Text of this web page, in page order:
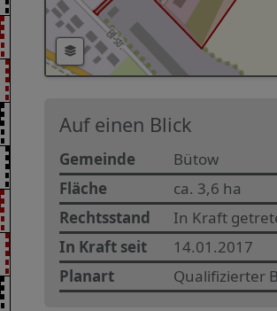
Auf einen Blick
Gemeinde
Bütow
Fläche
ca. 3,6 ha
Rechtsstand
In Kraft
In Kraft seit
14.01.2017
Planart
Qualifizierter